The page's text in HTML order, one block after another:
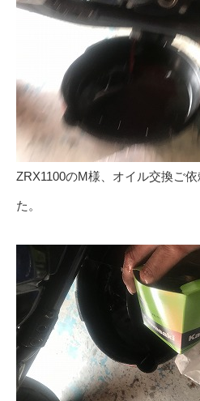
ZRX1100のM様、オイル交換ご
た。